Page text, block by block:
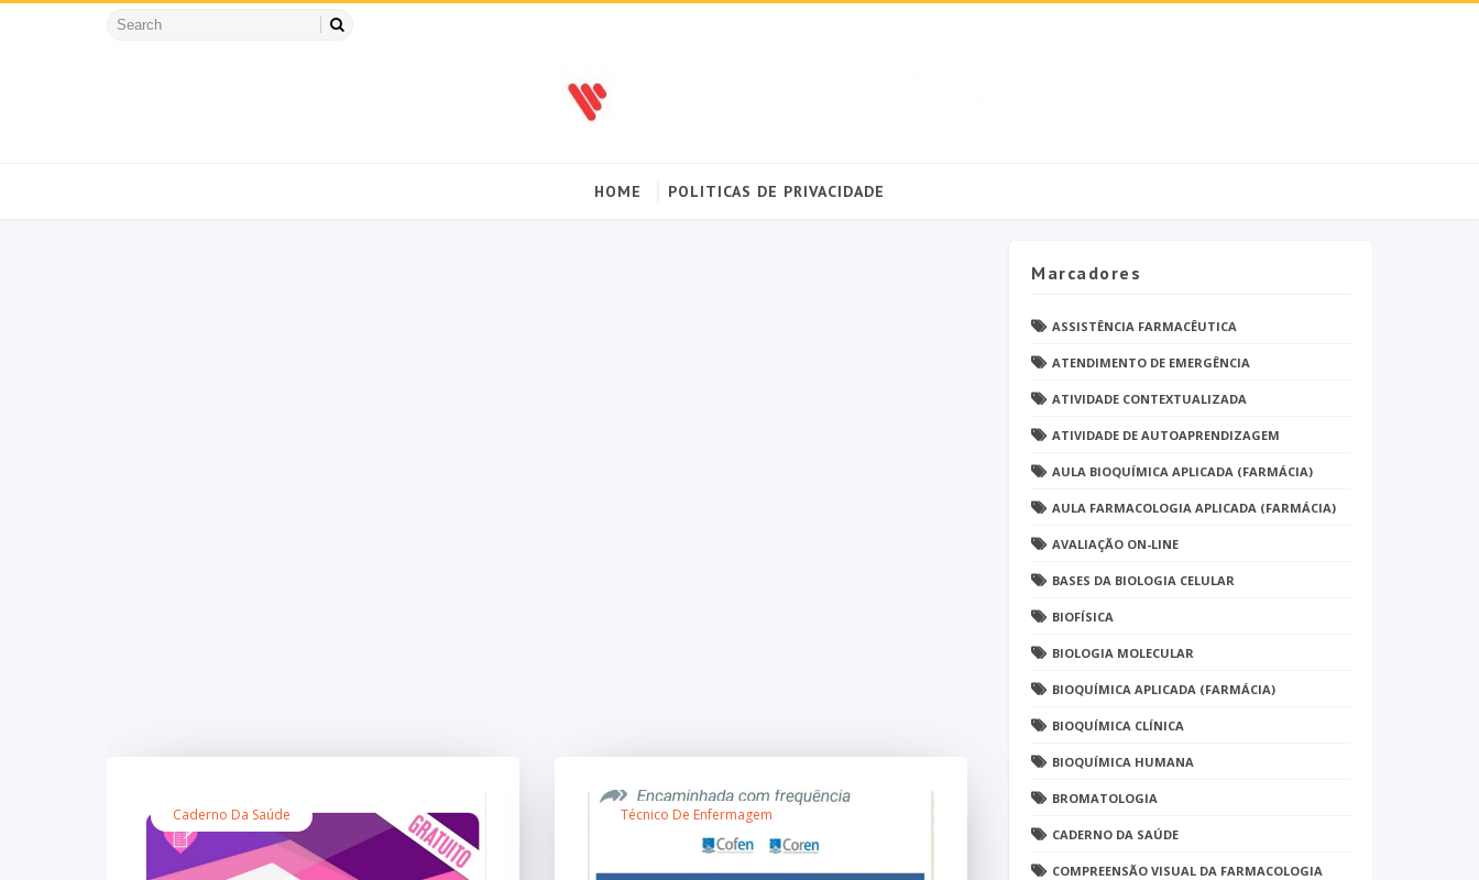
HOME POLITICAS DE PRIVACIDADE
Caderno Da Saúde Técnico De Enfermagem
Marcadores
ASSISTÊNCIA FARMACÊUTICA
ATENDIMENTO DE EMERGÊNCIA
ATIVIDADE CONTEXTUALIZADA
ATIVIDADE DE AUTOAPRENDIZAGEM
AULA BIOQUÍMICA APLICADA (FARMÁCIA)
AULA FARMACOLOGIA APLICADA (FARMÁCIA)
AVALIAÇÃO ON-LINE
BASES DA BIOLOGIA CELULAR
BIOFÍSICA
BIOLOGIA MOLECULAR
BIOQUÍMICA APLICADA (FARMÁCIA)
BIOQUÍMICA CLÍNICA
BIOQUÍMICA HUMANA
BROMATOLOGIA
CADERNO DA SAÚDE
COMPREENSÃO VISUAL DA FARMACOLOGIA